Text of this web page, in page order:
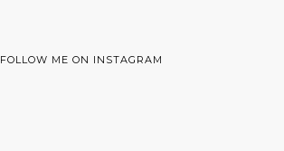
FOLLOW ME ON INSTAGRAM